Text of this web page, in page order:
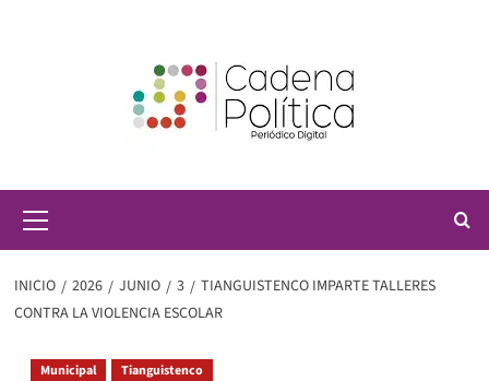
principal
INICIO 2026 JUNIO 3
TIANGUISTENCO IMPARTE TALLERES
CONTRA LA VIOLENCIA ESCOLAR
Municipal Tianguistenco